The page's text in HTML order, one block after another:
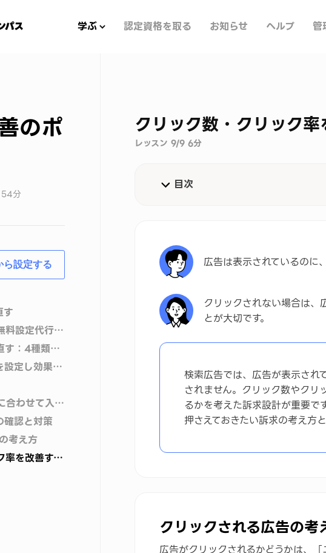
学ぶ 認定資格を取る お知らせ ヘルプ 管
レッスン 9/9 6分
クリック数・クリック
目次
見込みの高いユーザーに広告を配信す
まとめ
広告は表示されているのに
クリックされない場合は、
とが大切です。
検索広告では、広告が表示され
されません。クリック数やクリ
るかを考えた訴求設計が重要で
押さえておきたい訴求の考え方
クリックされる広告の考
広告がクリックされるかどうかは、
のポ
54分
ら設定する
す
代行サービス
ターゲティング
果検証をする;
価格を自動で調整
確認と対策
考え方
善する考え方